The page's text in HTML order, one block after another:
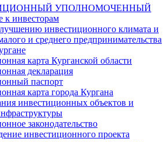
УПОЛНОМОЧЕННЫЙ
к инвесторам
инвестиционного климата и
и среднего предпринимательства
карта Курганской области
декларация
паспорт
карта города Кургана
инвестиционных объектов и
законодательство
инвестиционного проекта